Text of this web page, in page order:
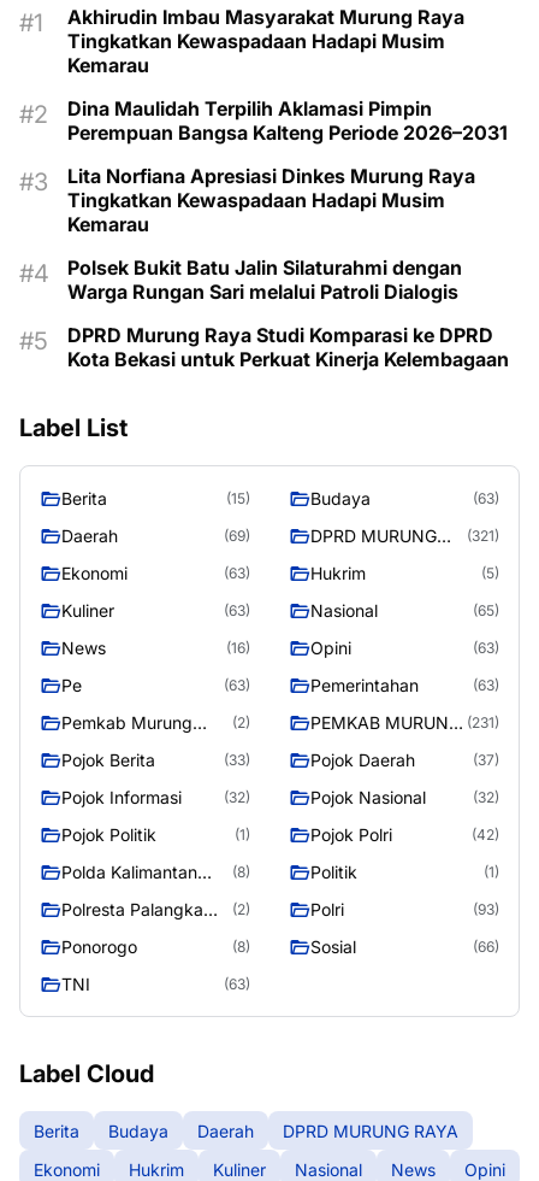
Akhirudin Imbau Masyarakat Murung Raya
Tingkatkan Kewaspadaan Hadapi Musim
Kemarau
Dina Maulidah Terpilih Aklamasi Pimpin
Perempuan Bangsa Kalteng Periode 2026–2031
Lita Norfiana Apresiasi Dinkes Murung Raya
Tingkatkan Kewaspadaan Hadapi Musim
Kemarau
Polsek Bukit Batu Jalin Silaturahmi dengan
Warga Rungan Sari melalui Patroli Dialogis
DPRD Murung Raya Studi Komparasi ke DPRD
Kota Bekasi untuk Perkuat Kinerja Kelembagaan
Label List
Berita (15) Budaya (63)
Daerah (69)
DPRD MURUNG
(321)
Ekonomi (63) Hukrim (5)
Kuliner (63) Nasional (65)
News (16) Opini (63)
Pe (63) Pemerintahan (63)
Pemkab Murung
(2)
PEMKAB MURUNG (231)
Pojok Berita (33) Pojok Daerah (37)
Pojok Informasi (32) Pojok Nasional (32)
Pojok Politik (1) Pojok Polri (42)
Polda Kalimantan
(8) Politik (1)
Polresta Palangka
(2) Polri (93)
Ponorogo (8) Sosial (66)
TNI (63)
Label Cloud
Berita Budaya Daerah
DPRD MURUNG RAYA
Ekonomi
Hukrim Kuliner Nasional News
Opini